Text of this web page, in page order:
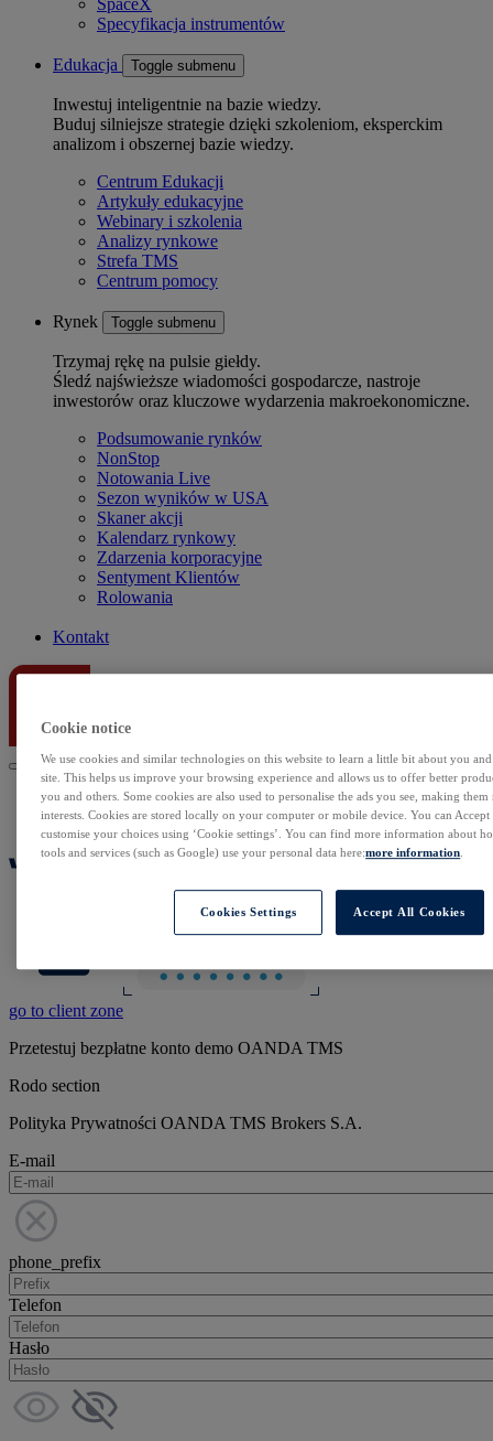
Specyfikacja instrumentów
Edukacja Toggle submenu
Inwestuj inteligentnie na bazie wiedzy.
Buduj silniejsze strategie dzięki szkoleniom, eksperckim
analizom i obszernej bazie wiedzy.
Centrum Edukacji
Artykuły edukacyjne
Webinary i szkolenia
Analizy rynkowe
Strefa TMS
Centrum pomocy
Rynek Toggle submenu
Trzymaj rękę na pulsie giełdy.
Śledź najświeższe wiadomości gospodarcze, nastroje
inwestorów oraz kluczowe wydarzenia makroekonomiczne.
Podsumowanie rynków
NonStop
Notowania Live
Sezon wyników w USA
Skaner akcji
Kalendarz rynkowy
Zdarzenia korporacyjne
Sentyment Klientów
Rolowania
Kontakt
go to client zone
Przetestuj bezpłatne konto demo OANDA TMS
Rodo section
Polityka Prywatności OANDA TMS Brokers S.A.
E-mail
phone_prefix
Telefon
Hasło
Cookie notice
We use cookies and similar technologies on this website to learn a little bit about you
site. This helps us improve your browsing experience and allows us to offer better
you and others. Some cookies are also used to personalise the ads you see, making
interests. Cookies are stored locally on your computer or mobile device. You can
customise your choices using ‘Cookie settings’. You can find more information about
tools and services (such as Google) use your personal data here:more information
Cookies Settings Accept All Cookies